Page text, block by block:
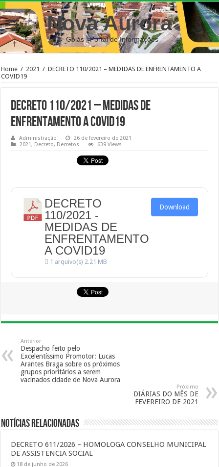
Nova Aurora
– Goiás | Portal de Informações
Home / 2021 / DECRETO 110/2021 – MEDIDAS DE ENFRENTAMENTO A
COVID19
DECRETO 110/2021 – MEDIDAS DE
ENFRENTAMENTO A COVID19
Administração
26 de fevereiro de 2021
2021, Decreto, Decretos 639 Views
DECRETO
110/2021 -
MEDIDAS DE
ENFRENTAMENTO
A COVID19
1 arquivo(s) 2.21 MB
Download
Anterior
Despacho feito pelo
Excelentíssimo Promotor: Lucas
Arantes Braga sobre os próximos
grupos prioritários a serem
vacinados cidade de Nova Aurora
Próximo
DIÁRIAS DO MÊS DE
FEVEREIRO DE 2021
Notícias Relacionadas
DECRETO 611/2026 – HOMOLOGA CONSELHO MUNICIPAL
DE ASSISTENCIA SOCIAL
18 de junho de 2026